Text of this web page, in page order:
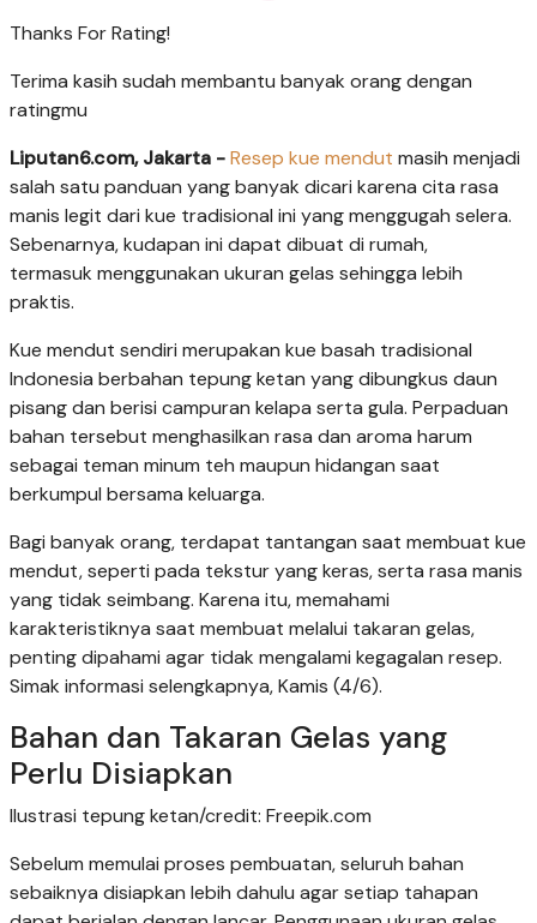
Thanks For Rating!
Terima kasih sudah membantu banyak orang dengan
ratingmu
Liputan6.com, Jakarta -Resep kue mendut masih menjadi
salah satu panduan yang banyak dicari karena cita rasa
manis legit dari kue tradisional ini yang menggugah selera.
Sebenarnya, kudapan ini dapat dibuat di rumah,
termasuk menggunakan ukuran gelas sehingga lebih
praktis.
Kue mendut sendiri merupakan kue basah tradisional
Indonesia berbahan tepung ketan yang dibungkus daun
pisang dan berisi campuran kelapa serta gula. Perpaduan
bahan tersebut menghasilkan rasa dan aroma harum
sebagai teman minum teh maupun hidangan saat
berkumpul bersama keluarga.
Bagi banyak orang, terdapat tantangan saat membuat kue
mendut, seperti pada tekstur yang keras, serta rasa manis
yang tidak seimbang. Karena itu, memahami
karakteristiknya saat membuat melalui takaran gelas,
penting dipahami agar tidak mengalami kegagalan resep.
Simak informasi selengkapnya, Kamis (4/6).
Bahan dan Takaran Gelas yang
Perlu Disiapkan
Ilustrasi tepung ketan/credit: Freepik.com
Sebelum memulai proses pembuatan, seluruh bahan
sebaiknya disiapkan lebih dahulu agar setiap tahapan